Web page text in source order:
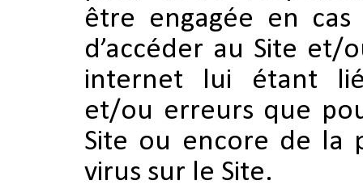
être engagée en cas
d’accéder au Site et/
internet lui étant
et/ou erreurs que
Site ou encore de la
virus sur le Site.